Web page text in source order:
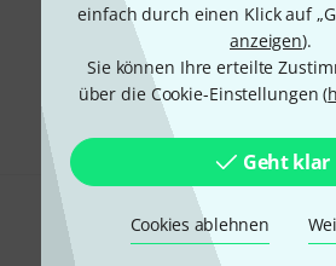
einfach durch einen Klick auf
anzeigen).
Sie können Ihre erteilte
über die Cookie-Einstellungen (
Geht klar
Cookies ablehnen
Gefällt Ihnen, was
Teilen Hilfe &